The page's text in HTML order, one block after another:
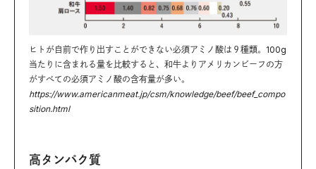
ヒトが自前で作り出すことができない必須アミノ酸は９種類。100g
当たりに含まれる量を比較すると、和牛よりアメリカンビーフの方
がすべての必須アミノ酸の含有量が多い。
https://www.americanmeat.jp/csm/knowledge/beef/beef_compo
sition.html
高タンパク質